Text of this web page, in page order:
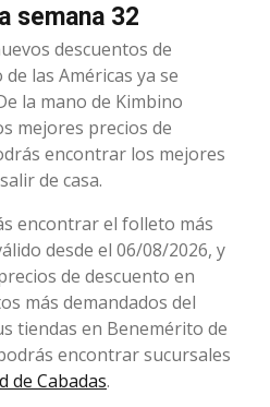
semana 32
descuentos de
las Américas ya se
la mano de Kimbino
mejores precios de
encontrar los mejores
de casa.
encontrar el folleto más
desde el 06/08/2026, y
de descuento en
más demandados del
tiendas en Benemérito de
encontrar sucursales
de Cabadas.